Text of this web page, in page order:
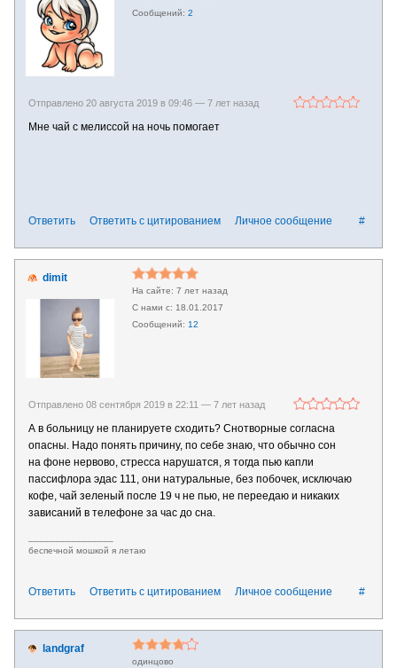
2
Отправлено 20 августа 2019 в 09:46 — 7 лет назад
Мне чай с мелиссой на ночь помогает
#
Ответить Ответить с цитированием Личное сообщение
dimit
7 лет назад
18.01.2017
12
Отправлено 08 сентября 2019 в 22:11 — 7 лет назад
А в больницу не планируете сходить? Снотворные согласна
опасны. Надо понять причину, по себе знаю, что обычно сон
на фоне нервово, стресса нарушатся, я тогда пью капли
пассифлора эдас 111, они натуральные, без побочек, исключаю
кофе, чай зеленый после 19 ч не пью, не переедаю и никаких
зависаний в телефоне за час до сна.
беспечной мошкой я летаю
#
Ответить Ответить с цитированием Личное сообщение
landgraf
одинцово